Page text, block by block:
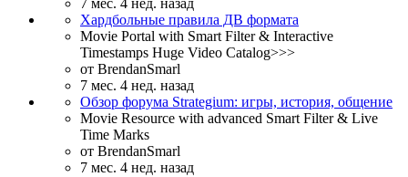
7 мес. 4 нед. назад
Хардбольные правила ДВ формата
Movie Portal with Smart Filter & Interactive
Timestamps Huge Video Catalog>>>
от BrendanSmarl
7 мес. 4 нед. назад
Обзор форума Strategium: игры, история, общение
Movie Resource with advanced Smart Filter & Live
Time Marks
от BrendanSmarl
7 мес. 4 нед. назад